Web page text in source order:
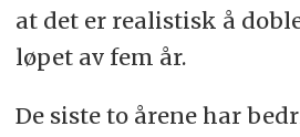
at det er realistisk å
løpet av fem år.
De siste to årene har